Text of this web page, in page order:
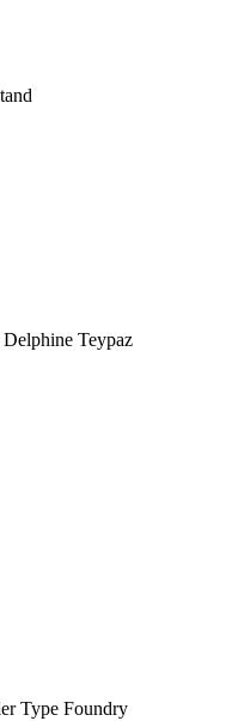
Teypaz
Type Foundry